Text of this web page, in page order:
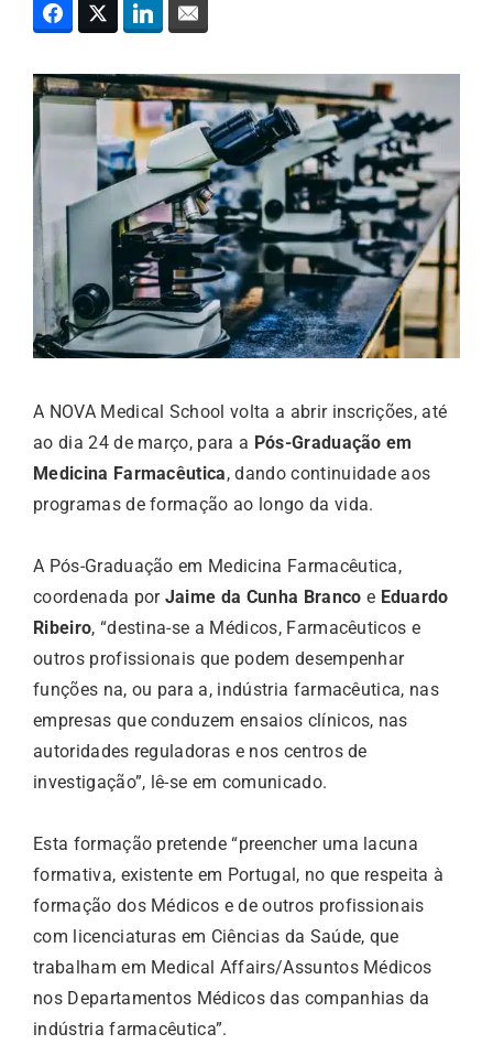
A NOVA Medical School volta a abrir inscrições, até
ao dia 24 de março, para a Pós-Graduação em
Medicina Farmacêutica, dando continuidade aos
programas de formação ao longo da vida.
A Pós-Graduação em Medicina Farmacêutica,
coordenada por Jaime da Cunha Branco e Eduardo
Ribeiro, “destina-se a Médicos, Farmacêuticos e
outros profissionais que podem desempenhar
funções na, ou para a, indústria farmacêutica, nas
empresas que conduzem ensaios clínicos, nas
autoridades reguladoras e nos centros de
investigação”, lê-se em comunicado.
Esta formação pretende “preencher uma lacuna
formativa, existente em Portugal, no que respeita à
formação dos Médicos e de outros profissionais
com licenciaturas em Ciências da Saúde, que
trabalham em Medical Affairs/Assuntos Médicos
nos Departamentos Médicos das companhias da
indústria farmacêutica”.